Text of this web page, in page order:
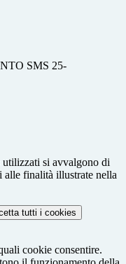
SMS 25-
utilizzati si avvalgono di
alle finalità illustrate nella
tutti i cookies
cookie consentire.